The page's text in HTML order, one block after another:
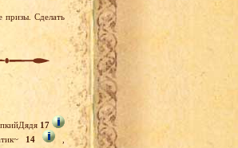
призы. Сделать
17
14
,